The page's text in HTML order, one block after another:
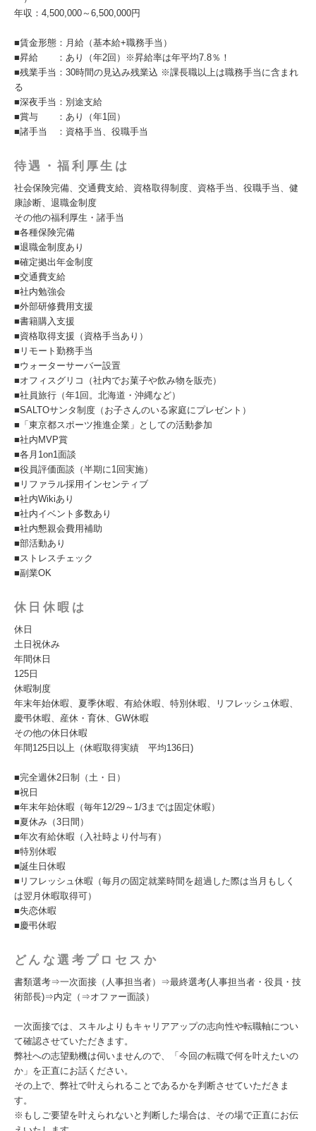
年収：4,500,000～6,500,000円
■賃金形態：月給（基本給+職務手当）
■昇給 ：あり（年2回）※昇給率は年平均7.8％！
■残業手当：30時間の見込み残業込 ※課長職以上は職務手当に含まれ
る
■深夜手当：別途支給
■賞与 ：あり（年1回）
■諸手当 ：資格手当、役職手当
待遇・福利厚生は
社会保険完備、交通費支給、資格取得制度、資格手当、役職手当、健
康診断、退職金制度
その他の福利厚生・諸手当
■各種保険完備
■退職金制度あり
■確定拠出年金制度
■交通費支給
■社内勉強会
■外部研修費用支援
■書籍購入支援
■資格取得支援（資格手当あり）
■リモート勤務手当
■ウォーターサーバー設置
■オフィスグリコ（社内でお菓子や飲み物を販売）
■社員旅行（年1回。北海道・沖縄など）
■SALTOサンタ制度（お子さんのいる家庭にプレゼント）
■「東京都スポーツ推進企業」としての活動参加
■社内MVP賞
■各月1on1面談
■役員評価面談（半期に1回実施）
■リファラル採用インセンティブ
■社内Wikiあり
■社内イベント多数あり
■社内懇親会費用補助
■部活動あり
■ストレスチェック
■副業OK
休日休暇は
休日
土日祝休み
年間休日
125日
休暇制度
年末年始休暇、夏季休暇、有給休暇、特別休暇、リフレッシュ休暇、
慶弔休暇、産休・育休、GW休暇
その他の休日休暇
年間125日以上（休暇取得実績 平均136日)
■完全週休2日制（土・日）
■祝日
■年末年始休暇（毎年12/29～1/3までは固定休暇）
■夏休み（3日間）
■年次有給休暇（入社時より付与有）
■特別休暇
■誕生日休暇
■リフレッシュ休暇（毎月の固定就業時間を超過した際は当月もしく
は翌月休暇取得可）
■失恋休暇
■慶弔休暇
どんな選考プロセスか
書類選考⇒一次面接（人事担当者）⇒最終選考(人事担当者・役員・技
術部長)⇒内定（⇒オファー面談）
一次面接では、スキルよりもキャリアアップの志向性や転職軸につい
て確認させていただきます。
弊社への志望動機は伺いませんので、「今回の転職で何を叶えたいの
か」を正直にお話ください。
その上で、弊社で叶えられることであるかを判断させていただきま
す。
※もしご要望を叶えられないと判断した場合は、その場で正直にお伝